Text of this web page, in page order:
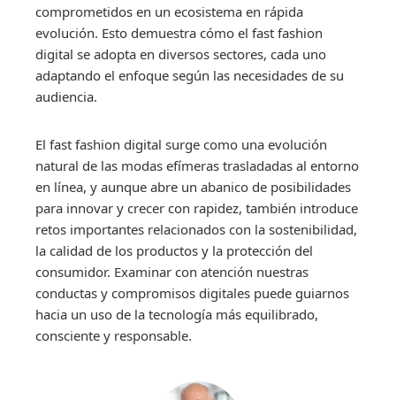
comprometidos en un ecosistema en rápida
evolución. Esto demuestra cómo el fast fashion
digital se adopta en diversos sectores, cada uno
adaptando el enfoque según las necesidades de su
audiencia.
El fast fashion digital surge como una evolución
natural de las modas efímeras trasladadas al entorno
en línea, y aunque abre un abanico de posibilidades
para innovar y crecer con rapidez, también introduce
retos importantes relacionados con la sostenibilidad,
la calidad de los productos y la protección del
consumidor. Examinar con atención nuestras
conductas y compromisos digitales puede guiarnos
hacia un uso de la tecnología más equilibrado,
consciente y responsable.